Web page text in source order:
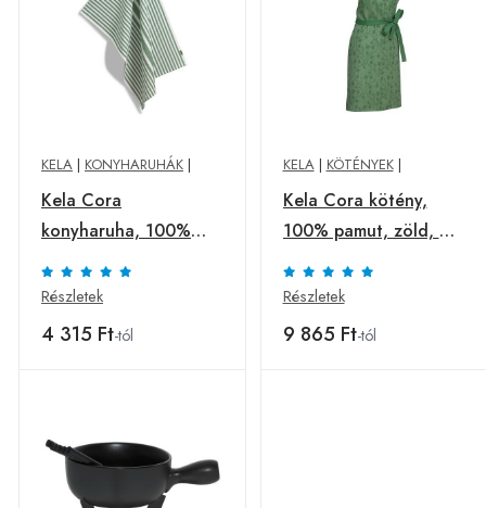
KELA | KONYHARUHÁK |
Kela Cora
konyharuha, 100%
pamut, zöld csíkos,
70x 50 cm
Részletek
4 315 Ft-tól
KELA| KÖTÉNYEK|
Kela Cora kötény,
100% pamut, zöld, 80
x 67 cm
Részletek
9 865 Ft-tól